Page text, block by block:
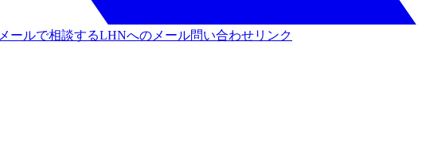
メールで相談するLHNへのメール問い合わせリンク